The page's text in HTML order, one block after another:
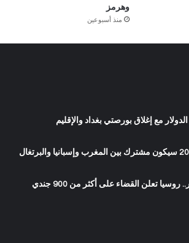
وهرمز
منذ أسبوعين
مع إغلاق بورصتي بغداد والإقليم
على مختلف المحاور.. روسيا تعلن القضاء على أكثر من 900 جندي